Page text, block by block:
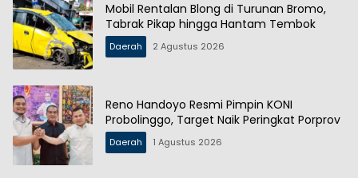
Mobil Rentalan Blong di Turunan Bromo,
Tabrak Pikap hingga Hantam Tembok
Daerah 2 Agustus 2026
Reno Handoyo Resmi Pimpin KONI
Probolinggo, Target Naik Peringkat Porprov
Daerah 1 Agustus 2026